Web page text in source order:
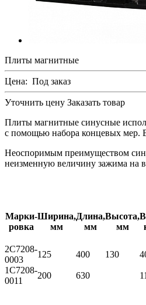
Плиты магнитные
Цена: Под заказ
Уточнить цену Заказать товар
Плиты магнитные синусные
с помощью набора концевых мер.
Неоспоримым преимуществом
неизменную величину зажима на
Марки-
ровка
Ширина,
мм
Длина,
мм
Высота,
мм
2С7208-
0003
125 400 130
1С7208-
0011
200 630